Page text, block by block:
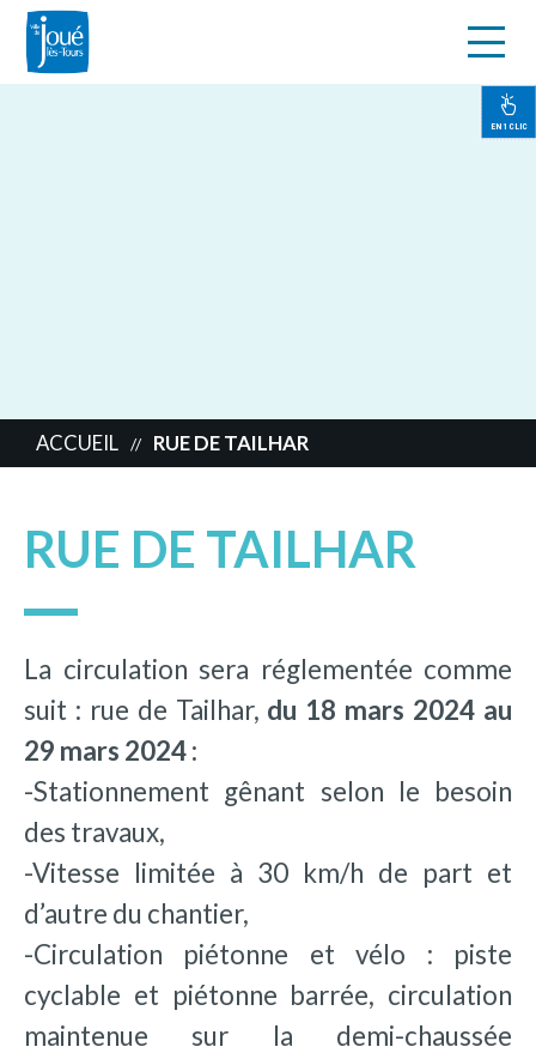
EN 1 CLIC
ACCUEIL // RUE DE TAILHAR
RUE DE TAILHAR
La circulation sera réglementée comme
suit : rue de Tailhar, du 18 mars 2024 au
29 mars 2024 :
-Stationnement gênant selon le besoin
des travaux,
-Vitesse limitée à 30 km/h de part et
d’autre du chantier,
-Circulation piétonne et vélo : piste
cyclable et piétonne barrée, circulation
maintenue sur la demi-chaussée